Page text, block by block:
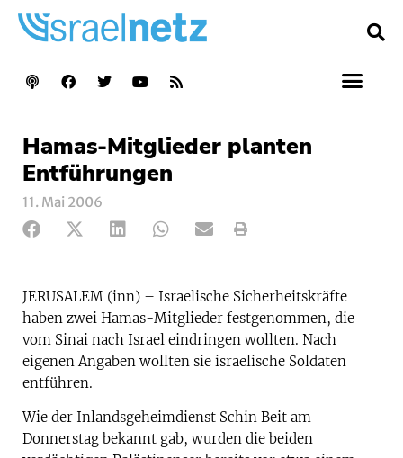
Hamas-Mitglieder planten
Entführungen
11. Mai 2006
JERUSALEM (inn) – Israelische Sicherheitskräfte
haben zwei Hamas-Mitglieder festgenommen, die
vom Sinai nach Israel eindringen wollten. Nach
eigenen Angaben wollten sie israelische Soldaten
entführen.
Wie der Inlandsgeheimdienst Schin Beit am
Donnerstag bekannt gab, wurden die beiden